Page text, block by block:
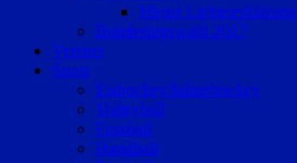
Meine Liebeserklärung
Bundestagswahl 2017
Vereine
Sport
Eishockey/Inlinehockey
Volleyball
Fussball
Handball